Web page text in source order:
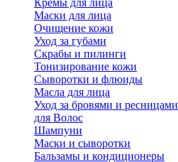
Кремы для лица
Маски для лица
Очищение кожи
Уход за губами
Скрабы и пилинги
Тонизирование кожи
Сыворотки и флюиды
Масла для лица
Уход за бровями и ресницами
для Волос
Шампуни
Маски и сыворотки
Бальзамы и кондиционеры